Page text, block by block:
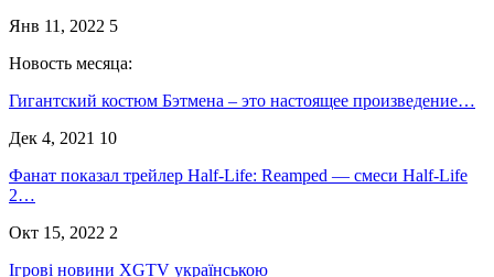
Янв 11, 2022 5
Новость месяца:
Гигантский костюм Бэтмена – это настоящее произведение…
Дек 4, 2021 10
Фанат показал трейлер Half-Life: Reamped — смеси Half-Life
2…
Окт 15, 2022 2
Ігрові новини XGTV українською